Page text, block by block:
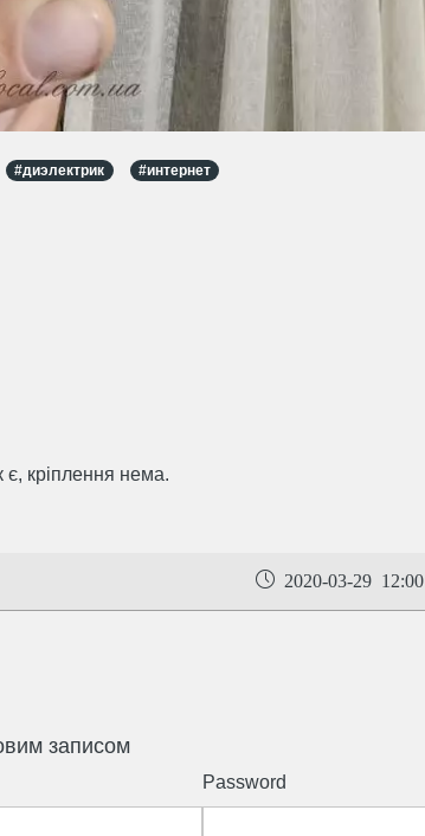
#диэлектрик
#интернет
є, кріплення нема.
2020-03-29 12:00
записом
Password